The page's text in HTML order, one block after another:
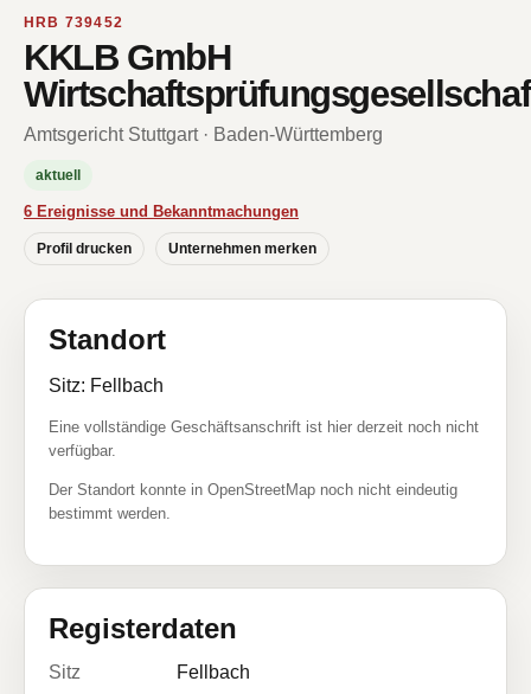
HRB 739452
KKLB GmbH
Amtsgericht Stuttgart · Baden-Württemberg
aktuell
6 Ereignisse und Bekanntmachungen
Profil drucken Unternehmen merken
Standort
Sitz: Fellbach
Eine vollständige Geschäftsanschrift ist hier derzeit noch nicht
verfügbar.
Der Standort konnte in OpenStreetMap noch nicht eindeutig
bestimmt werden.
Registerdaten
Sitz
Fellbach